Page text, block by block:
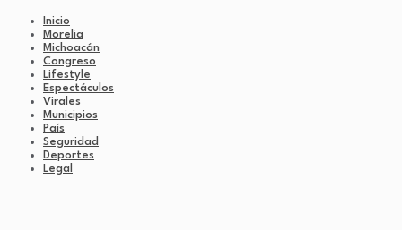
Inicio
Morelia
Michoacán
Congreso
Lifestyle
Espectáculos
Virales
Municipios
País
Seguridad
Deportes
Legal